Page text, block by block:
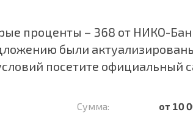
проценты – 368 от НИКО-
были
посетите официальный
Сумма: от 10